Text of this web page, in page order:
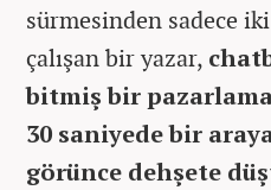
sürmesinden sadece
çalışan bir yazar,
bitmiş bir
30 saniyede bir
görünce dehşete